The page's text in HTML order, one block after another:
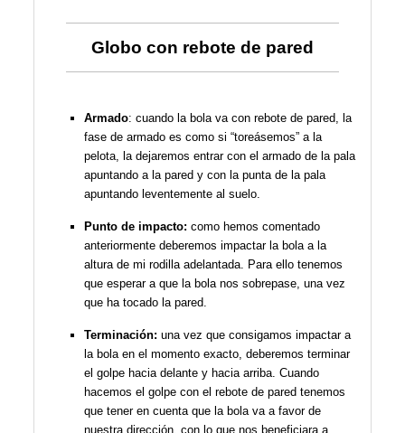
Globo con rebote de pared
Armado: cuando la bola va con rebote de pared, la
fase de armado es como si “toreásemos” a la
pelota, la dejaremos entrar con el armado de la pala
apuntando a la pared y con la punta de la pala
apuntando leventemente al suelo.
Punto de impacto: como hemos comentado
anteriormente deberemos impactar la bola a la
altura de mi rodilla adelantada. Para ello tenemos
que esperar a que la bola nos sobrepase, una vez
que ha tocado la pared.
Terminación: una vez que consigamos impactar a
la bola en el momento exacto, deberemos terminar
el golpe hacia delante y hacia arriba. Cuando
hacemos el golpe con el rebote de pared tenemos
que tener en cuenta que la bola va a favor de
nuestra dirección, con lo que nos beneficiara a